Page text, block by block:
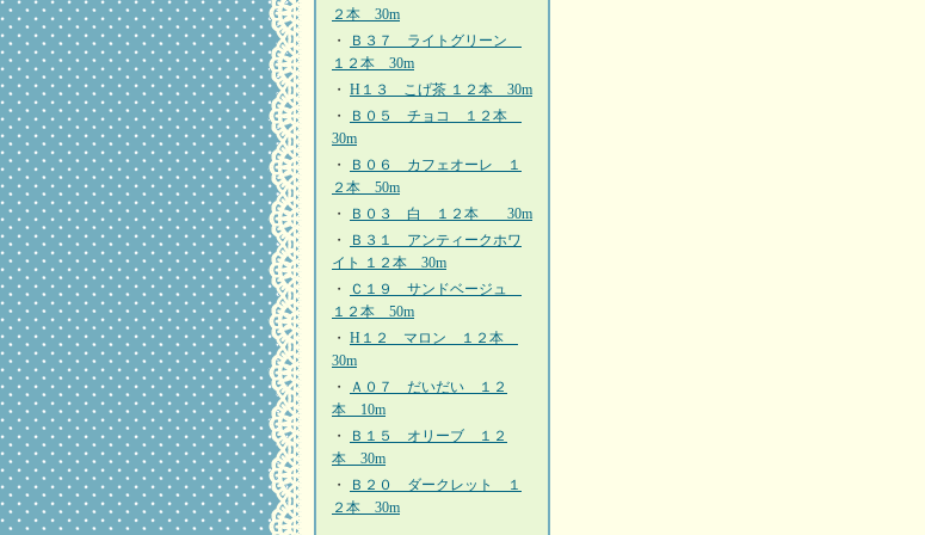
２本 30m
・
Ｂ３７ ライトグリーン
１２本 30m
・ H１３ こげ茶 １２本 30m
・
Ｂ０５ チョコ １２本
30m
・
Ｂ０６ カフェオーレ １
２本 50m
・
Ｂ０３ 白 １２本 30m
・
Ｂ３１ アンティークホワ
イト １２本 30m
・
Ｃ１９ サンドベージュ
１２本 50m
・ H１２ マロン １２本
30m
・
Ａ０７ だいだい １２
本 10m
・
Ｂ１５ オリーブ １２
本 30m
・
Ｂ２０ ダークレット １
２本 30m